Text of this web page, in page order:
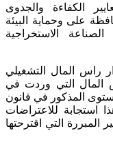
الكفاءة والجدوى
على وحماية البيئة
الاستخراجية
راس المال التشغيلي
المال التي وردت في
المذكور في قانون
وقد يكون هذا استجابة للاعتراضات
المبررة التي اقترحتها